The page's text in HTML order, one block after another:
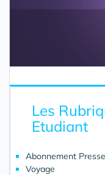
Les
Etudiant
Abonnement
Voyage